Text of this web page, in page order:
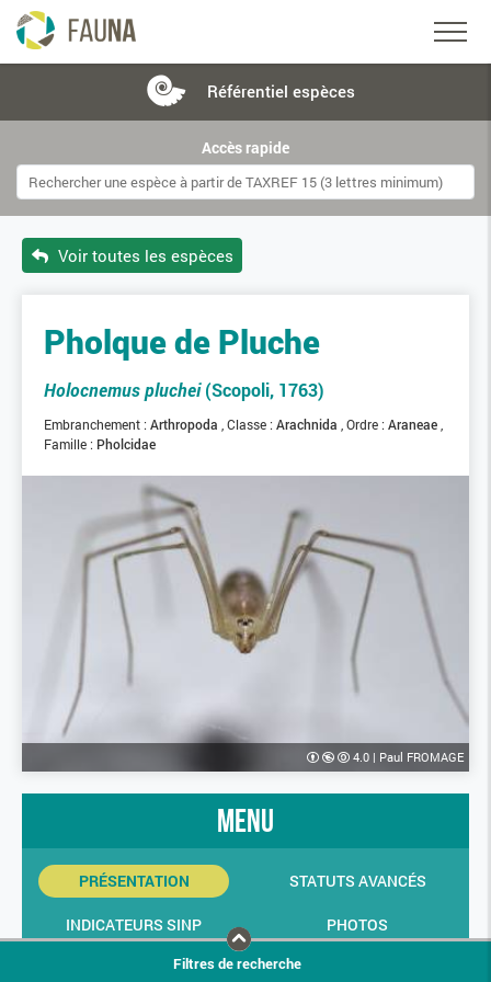
Référentiel espèces
Accès rapide
Voir toutes les espèces
Pholque de Pluche
Holocnemus pluchei(Scopoli, 1763)
Embranchement : Arthropoda Classe : Arachnida Ordre : Araneae
Famille : Pholcidae
4.0 | Paul FROMAGE
menu
PRÉSENTATION STATUTS AVANCÉS
INDICATEURS SINP
PHOTOS
Filtres de recherche